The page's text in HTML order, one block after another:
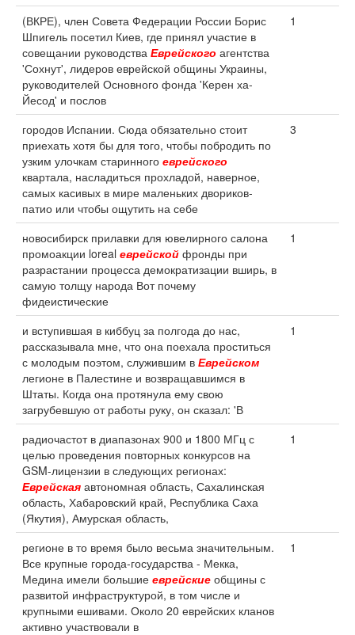
(ВКРЕ), член Совета Федерации России Борис
Шпигель посетил Киев, где принял участие в
совещании руководства Еврейского агентства
'Сохнут', лидеров еврейской общины Украины,
руководителей Основного фонда 'Керен ха-
Йесод' и послов
1
городов Испании. Сюда обязательно стоит
приехать хотя бы для того, чтобы побродить по
узким улочкам старинного еврейского
квартала, насладиться прохладой, наверное,
самых касивых в мире маленьких двориков-
патио или чтобы ощутить на себе
3
новосибирск прилавки для ювелирного салона
промоакции loreal еврейской фронды при
разрастании процесса демократизации вширь, в
самую толщу народа Вот почему
фидеистические
1
и вступившая в киббуц за полгода до нас,
рассказывала мне, что она поехала проститься
с молодым поэтом, служившим в Еврейском
легионе в Палестине и возвращавшимся в
Штаты. Когда она протянула ему свою
загрубевшую от работы руку, он сказал: 'В
1
радиочастот в диапазонах 900 и 1800 МГц с
целью проведения повторных конкурсов на
GSM-лицензии в следующих регионах:
Еврейская автономная область, Сахалинская
область, Хабаровский край, Республика Саха
(Якутия), Амурская область,
1
регионе в то время было весьма значительным.
Все крупные города-государства - Мекка,
Медина имели большие еврейские общины с
развитой инфраструктурой, в том числе и
крупными ешивами. Около 20 еврейских кланов
активно участвовали в
1